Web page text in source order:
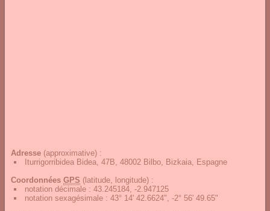
Adresse (approximative) :
Iturrigorribidea Bidea, 47B, 48002 Bilbo, Bizkaia, Espagne
Coordonnées GPS (latitude, longitude) :
notation décimale : 43.245184, -2.947125
notation sexagésimale : 43° 14' 42.6624", -2° 56' 49.65"